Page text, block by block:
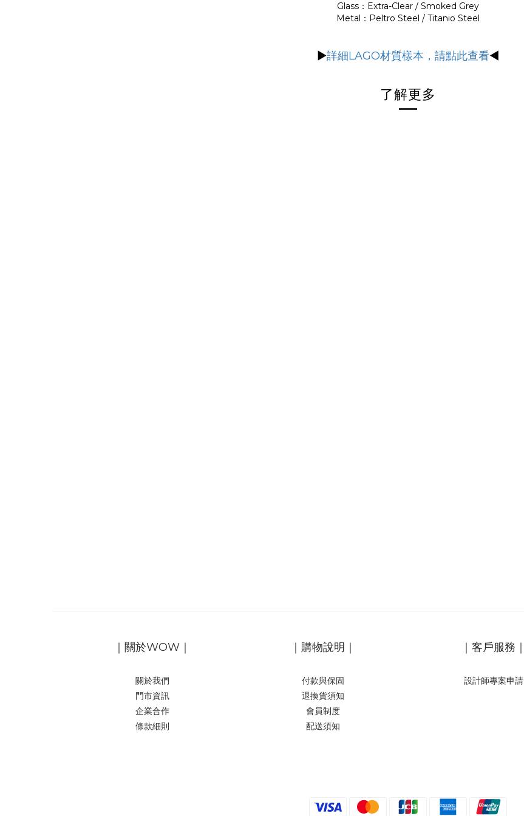
Glass：Extra-Clear / Smoked Grey
Metal：Peltro Steel / Titanio Steel
▶詳細LAGO材質樣本，請點此查看◀
了解更多
｜關於WOW｜
關於我們
門市資訊
企業合作
條款細則
｜購物說明｜
付款與保固
退換貨須知
會員制度
配送須知
｜客戶服務｜
設計師專案申請